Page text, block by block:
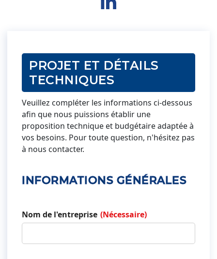
PROJET ET DÉTAILS
TECHNIQUES
Veuillez compléter les informations ci-dessous
afin que nous puissions établir une
proposition technique et budgétaire adaptée à
vos besoins. Pour toute question, n'hésitez pas
à nous contacter.
INFORMATIONS GÉNÉRALES
Nom de l'entreprise (Nécessaire)